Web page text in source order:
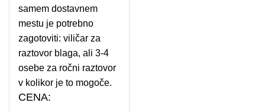
samem dostavnem
mestu je potrebno
zagotoviti: viličar za
raztovor blaga, ali 3-4
osebe za ročni raztovor
v kolikor je to mogoče.
CENA: